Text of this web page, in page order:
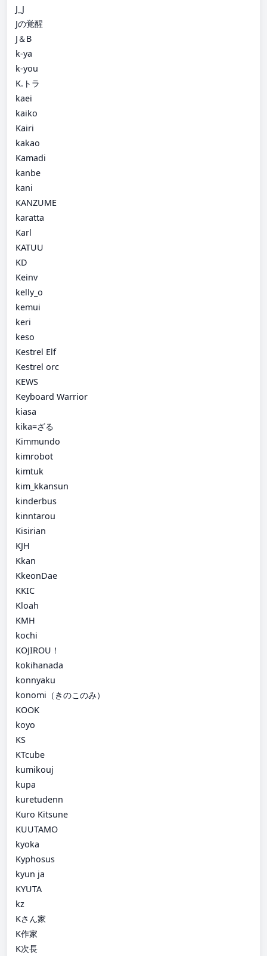
J_J
Jの覚醒
J＆B
k-ya
k-you
K.トラ
kaei
kaiko
Kairi
kakao
Kamadi
kanbe
kani
KANZUME
karatta
Karl
KATUU
KD
Keinv
kelly_o
kemui
keri
keso
Kestrel Elf
Kestrel orc
KEWS
Keyboard Warrior
kiasa
kika=ざる
Kimmundo
kimrobot
kimtuk
kim_kkansun
kinderbus
kinntarou
Kisirian
KJH
Kkan
KkeonDae
KKIC
Kloah
KMH
kochi
KOJIROU！
kokihanada
konnyaku
konomi（きのこのみ）
KOOK
koyo
KS
KTcube
kumikouj
kupa
kuretudenn
Kuro Kitsune
KUUTAMO
kyoka
Kyphosus
kyun ja
KYUTA
kz
Kさん家
K作家
K次長